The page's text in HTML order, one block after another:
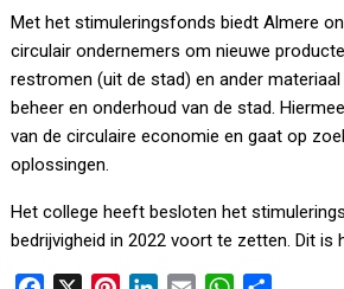
Met het stimuleringsfonds biedt Almere
circulair ondernemers om nieuwe
restromen (uit de stad) en ander
beheer en onderhoud van de stad.
van de circulaire economie en gaat op
oplossingen.
Het college heeft besloten het
bedrijvigheid in 2022 voort te zetten. Dit is